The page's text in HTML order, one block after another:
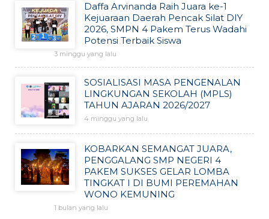
Daffa Arvinanda Raih Juara ke-1
Kejuaraan Daerah Pencak Silat DIY
2026, SMPN 4 Pakem Terus Wadahi
Potensi Terbaik Siswa
3 minggu yang lalu
SOSIALISASI MASA PENGENALAN
LINGKUNGAN SEKOLAH (MPLS)
TAHUN AJARAN 2026/2027
4 minggu yang lalu
KOBARKAN SEMANGAT JUARA,
PENGGALANG SMP NEGERI 4
PAKEM SUKSES GELAR LOMBA
TINGKAT I DI BUMI PEREMAHAN
WONO KEMUNING
1 bulan yang lalu